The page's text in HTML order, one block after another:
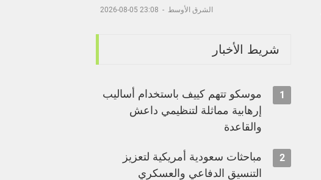
الشرق الأوسط -
23:08 05-08-2026
شريط الأخبار
1
موسكو تتهم كييف باستخدام أساليب
إرهابية مماثلة لتنظيمي داعش
والقاعدة
2
مباحثات سعودية أمريكية لتعزيز
التنسيق الدفاعي والعسكري